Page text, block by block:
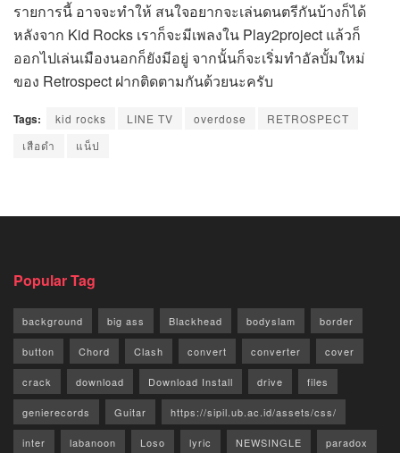
รายการนี้ อาจจะทำให้ สนใจอยากจะเล่นดนตรีกันบ้างก็ได้
หลังจาก Kid Rocks เราก็จะมีเพลงใน Play2project แล้วก็
ออกไปเล่นเมืองนอกก็ยังมีอยู่ จากนั้นก็จะเริ่มทำอัลบั้มใหม่
ของ Retrospect ฝากติดตามกันด้วยนะครับ
Tags: kid rocks LINE TV overdose
RETROSPECT
เสือดำ
แน็ป
Popular Tag
background big ass Blackhead bodyslam border
button Chord Clash convert converter cover
crack download Download Install drive files
genierecords Guitar https://sipil.ub.ac.id/assets/css/
inter labanoon Loso lyric NEWSINGLE paradox